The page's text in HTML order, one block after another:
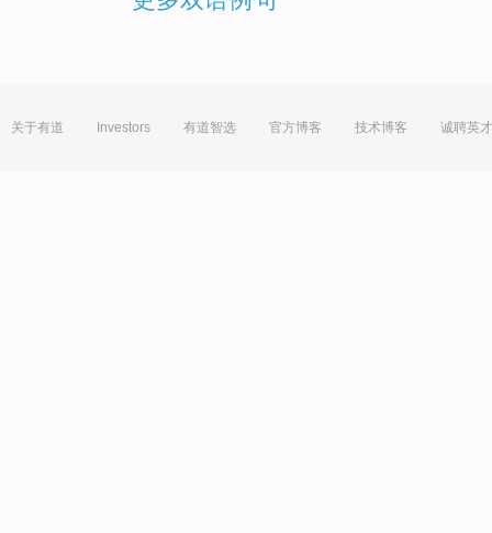
关于有道 Investors 有道智选 官方博客 技术博客 诚聘英才